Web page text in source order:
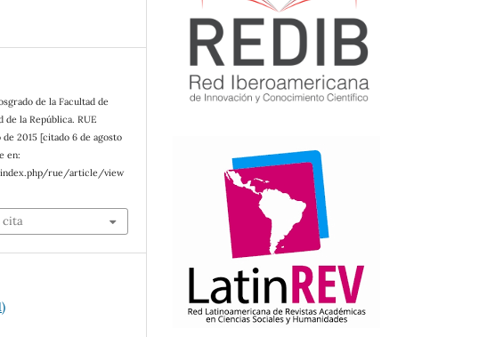
de la Facultad de
la República. RUE
2015 [citado 6 de agosto
en:
rue/article/view
cita